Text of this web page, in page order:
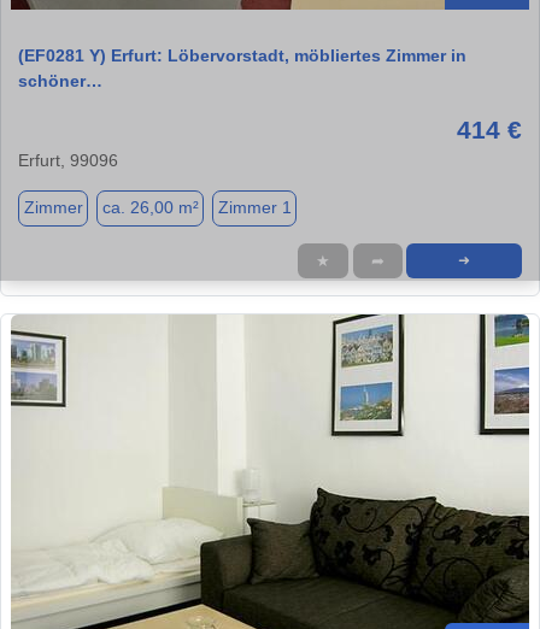
(EF0281 Y) Erfurt: Löbervorstadt, möbliertes Zimmer in
schöner…
414 €
Erfurt, 99096
Zimmer ca. 26,00 m² Zimmer 1
★ ➦ ➜